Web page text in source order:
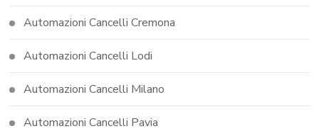
Automazioni Cancelli Cremona
Automazioni Cancelli Lodi
Automazioni Cancelli Milano
Automazioni Cancelli Pavia